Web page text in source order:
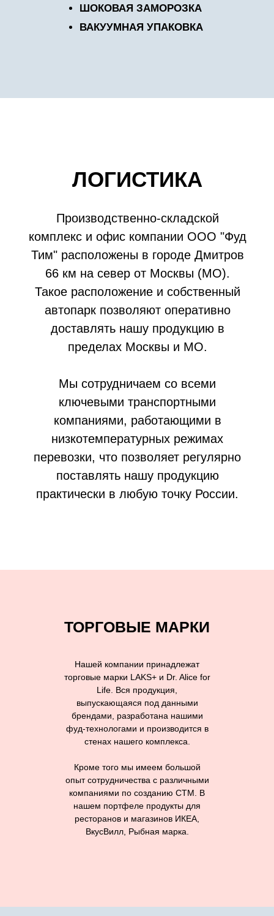
ТОРГОВЫЕ МАРКИ
Нашей компании принадлежат
торговые марки LAKS+ и Dr. Alice for
Life. Вся продукция,
выпускающаяся под данными
брендами, разработана нашими
фуд-технологами и производится в
стенах нашего комплекса.
Кроме того мы имеем большой
опыт сотрудничества с различными
компаниями по созданию СТМ. В
нашем портфеле продукты для
ресторанов и магазинов ИКЕА,
ВкусВилл, Рыбная марка.
ТЕХНОЛОГИИ
Много времени и внимания мы
продуктов. В нашей компании
пищевые технологи,
разрабатывающие уникальные
рецептуры и технологии
производства. Именно благодаря их
разработкам у многих наших
продуктов нет на рынке достойных